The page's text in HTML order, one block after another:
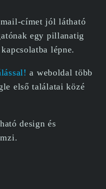
címet jól látható
egy pillanatig
lépne.
a weboldal több
első találatai közé
design és